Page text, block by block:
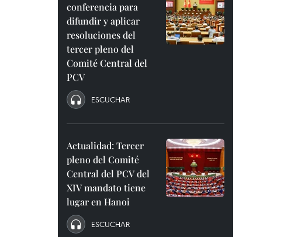
conferencia para
difundir y aplicar
resoluciones del
tercer pleno del
Comité Central del
PCV
ESCUCHAR
Actualidad: Tercer
pleno del Comité
Central del PCV del
XIV mandato tiene
lugar en Hanoi
ESCUCHAR